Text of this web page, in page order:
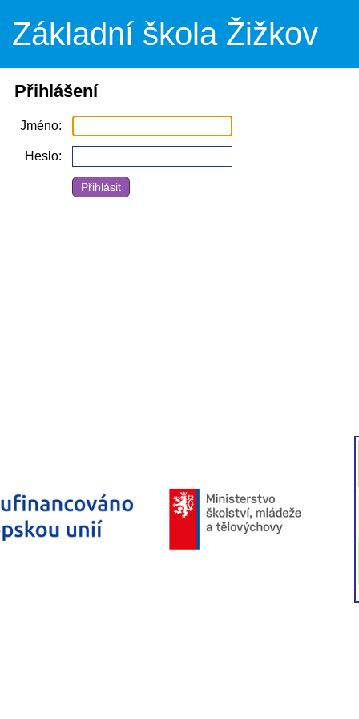
Základní škola Žižkov
Přihlášení
Jméno
Heslo